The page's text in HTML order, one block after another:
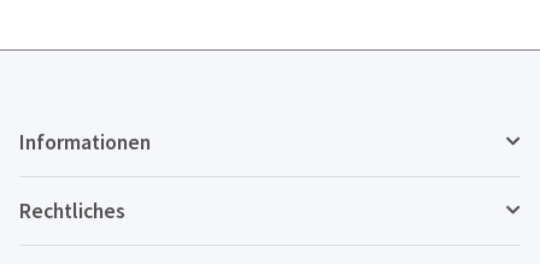
Informationen
Rechtliches